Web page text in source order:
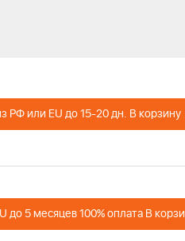
42
43
46
47
Поставка из РФ или EU до 15-20 дн. В корзину
до 5 месяцев 100% оплата В